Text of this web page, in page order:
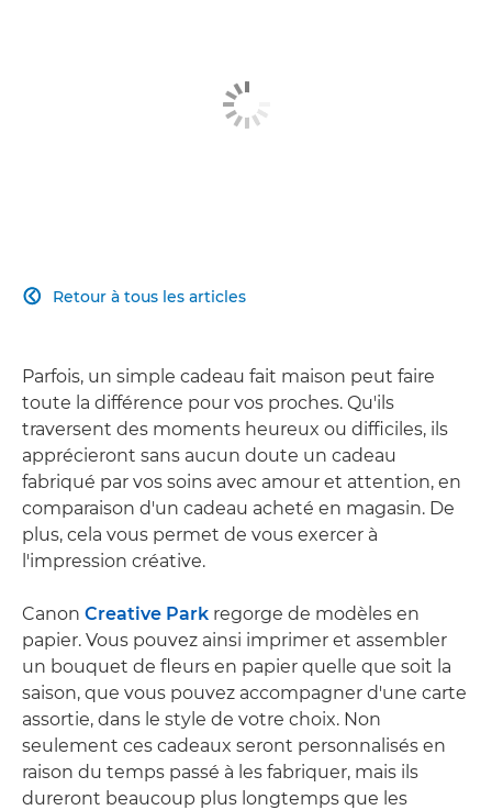
Retour à tous les articles

Parfois, un simple cadeau fait maison peut faire
toute la différence pour vos proches. Qu'ils
traversent des moments heureux ou difficiles, ils
apprécieront sans aucun doute un cadeau
fabriqué par vos soins avec amour et attention, en
comparaison d'un cadeau acheté en magasin. De
plus, cela vous permet de vous exercer à
l'impression créative.
Canon Creative Park regorge de modèles en
papier. Vous pouvez ainsi imprimer et assembler
un bouquet de fleurs en papier quelle que soit la
saison, que vous pouvez accompagner d'une carte
assortie, dans le style de votre choix. Non
seulement ces cadeaux seront personnalisés en
raison du temps passé à les fabriquer, mais ils
dureront beaucoup plus longtemps que les